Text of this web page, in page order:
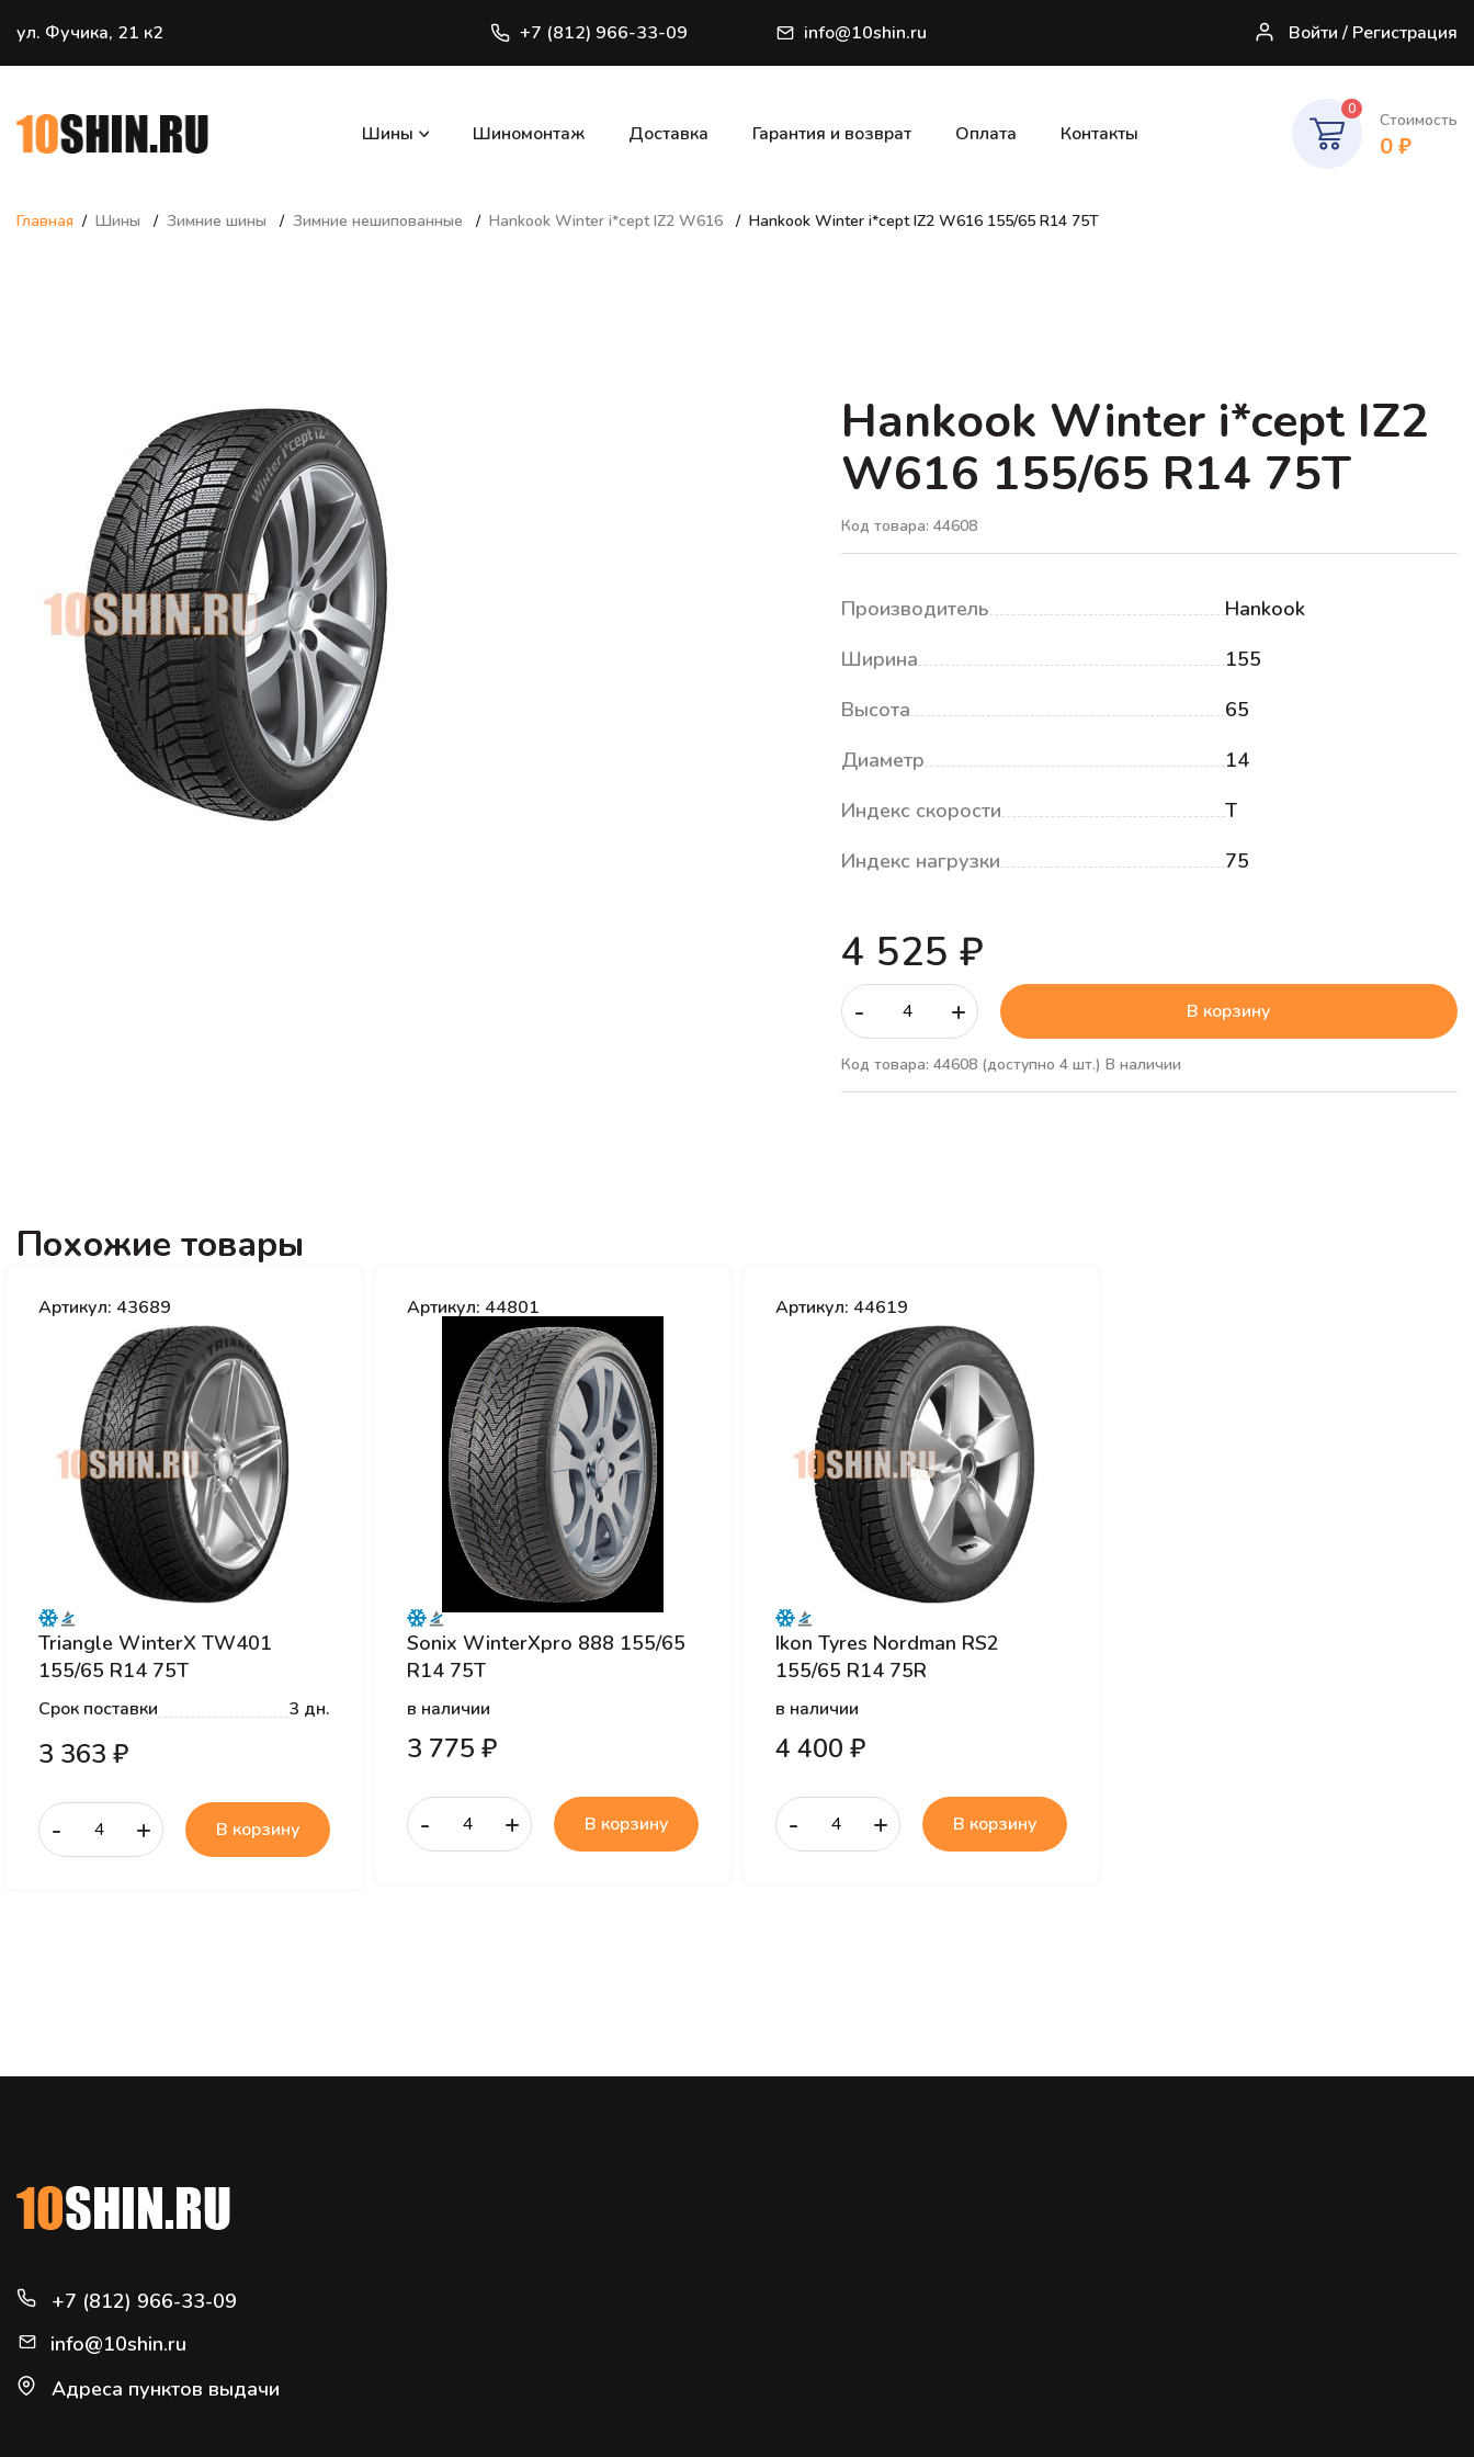
ул. Фучика, 21 к2 +7 (812) 966-33-09 info@10shin.ru Войти / Регистрация
Шины Шиномонтаж Доставка Гарантия и возврат Оплата Контакты
0
Стоимость
0₽
Главная Шины Зимние шины Зимние нешипованные Hankook Winter i*cept IZ2 W616 Hankook Winter i*cept IZ2 W616 155/65 R14 75T
Hankook Winter i*cept IZ2
W616 155/65 R14 75T
Код товара: 44608
Производитель
Hankook
Ширина
155
Высота
65
Диаметр
14
Индекс скорости
T
Индекс нагрузки
75
4 525 ₽
- + В корзину
Код товара: 44608 (доступно 4 шт.) В наличии
Похожие товары
Артикул: 43689
Triangle WinterX TW401
155/65 R14 75T
Срок поставки 3 дн.
3 363 ₽
- + В корзину
Артикул: 44801
Sonix WinterXpro 888 155/65
R14 75T
в наличии
3 775 ₽
- + В корзину
Артикул: 44619
Ikon Tyres Nordman RS2
155/65 R14 75R
в наличии
4 400 ₽
- + В корзину
+7 (812) 966-33-09
info@10shin.ru
Адреса пунктов выдачи